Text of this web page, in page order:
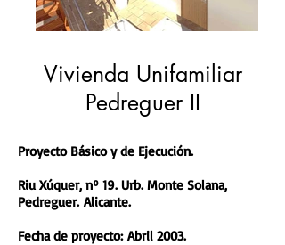
Vivienda Unifamiliar
Pedreguer II
Proyecto Básico y de Ejecución.
Riu Xúquer, nº 19. Urb. Monte Solana,
Pedreguer. Alicante.
Fecha de proyecto: Abril 2003.